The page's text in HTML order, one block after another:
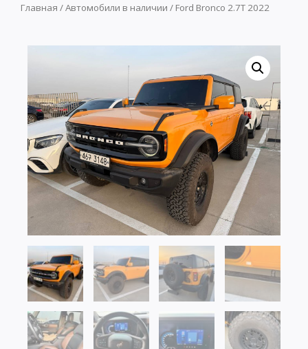
Главная /Автомобили в наличии / Ford Bronco 2.7T 2022